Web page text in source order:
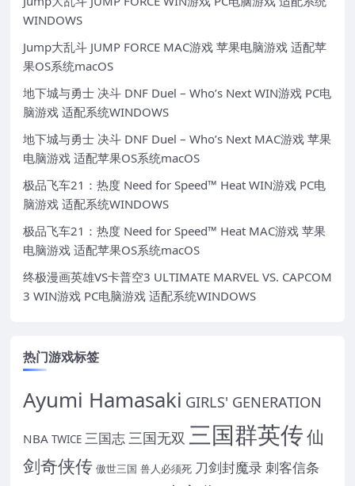
WINDOWS
Jump大乱斗 JUMP FORCE MAC游戏 苹果电脑游戏 适配苹
果OS系统macOS
地下城与勇士 决斗 DNF Duel – Who’s Next WIN游戏 PC电
脑游戏 适配系统WINDOWS
地下城与勇士 决斗 DNF Duel – Who’s Next MAC游戏 苹果
电脑游戏 适配苹果OS系统macOS
极品飞车21：热度 Need for Speed™ Heat WIN游戏 PC电
脑游戏 适配系统WINDOWS
极品飞车21：热度 Need for Speed™ Heat MAC游戏 苹果
电脑游戏 适配苹果OS系统macOS
终极漫画英雄VS卡普空3 ULTIMATE MARVEL VS. CAPCOM
3 WIN游戏 PC电脑游戏 适配系统WINDOWS
热门游戏标签
Ayumi Hamasaki GIRLS' GENERATION
NBA TWICE 三国志三国无双 三国群英传仙
剑奇侠传 傲世三国 兽人必须死 刀剑封魔录刺客信条